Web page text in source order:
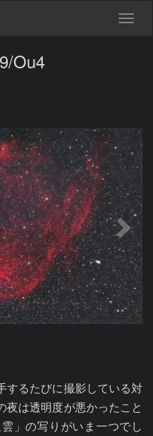
Ou4
するたびに撮影している対
夜は透明度が悪かったこと
」の写りがいま一つでし